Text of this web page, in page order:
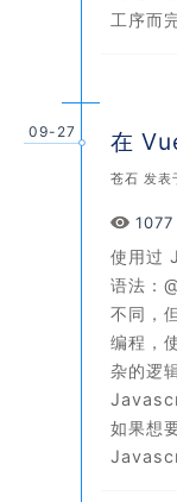
工序而
09-27 在
苍石 发
1077
使用过
语法：
不同，
编程，
杂的逻
如果想